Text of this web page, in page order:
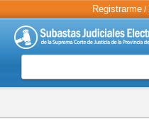
Registrarme /